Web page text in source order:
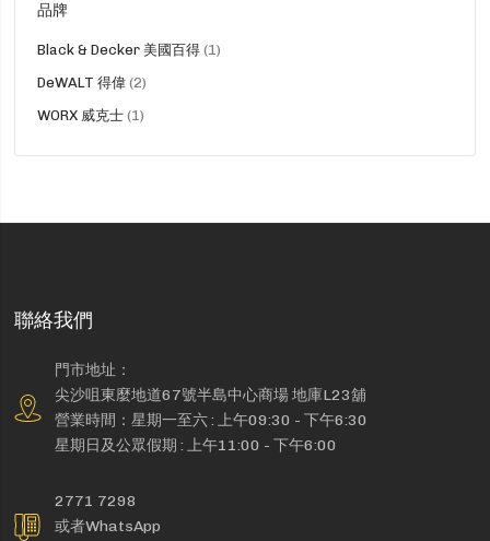
品牌
Black & Decker 美國百得 1貨
DeWALT 得偉 2貨
WORX 威克士 1貨
聯絡我們
門市地址：
尖沙咀東麼地道67號半島中心商場 地庫L23舖
營業時間：星期一至六 : 上午09:30 - 下午6:30
星期日及公眾假期 : 上午11:00 - 下午6:00
2771 7298
或者WhatsApp